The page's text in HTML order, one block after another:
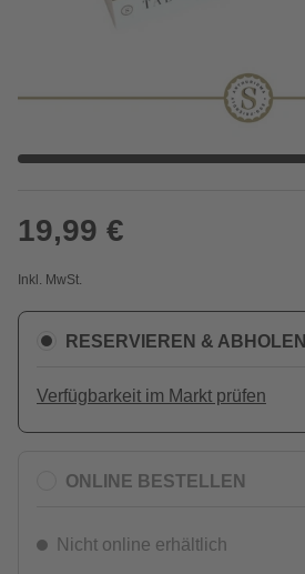
19,99 €
Inkl. MwSt.
RESERVIEREN & ABHOLEN
Verfügbarkeit im Markt prüfen
ONLINE BESTELLEN
Nicht online erhältlich